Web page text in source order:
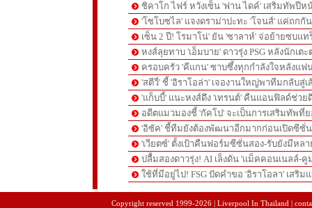
ชิคาโก ไฟร์ หวังเซ็น 'ฟาน ไดค์' เสริมทัพปีห
'โซโบซไล' แจงดราม่าปะทะ 'โจนส์' แค่ถกกั
เซ็น 2 ปี! โรมาโน่' ยัน 'ซาลาห์' จ่อย้ายซบแ
หงส์ลุยทาบ 'เอ็มบาย' ดาวรุ่ง PSG หลังนักเต
ครอบครัว 'คีแกน' ซาบซึ้งทุกกำลังใจหลังแฟ
'สตีวี่' ชี้ 'อิราโอล่า' เจองานใหญ่พาทีมกลับสู่
'แก็บบี้' แนะหงส์ดึง 'เทรนต์' คืนแอนฟิลด์ช่วย
อดีตแมวมองชี้ 'กัคโป' จะเป็นการเสริมทัพที่
'อิซัค' ชี้ทีมยังต้องพัฒนาอีกมากก่อนเปิดซีซั่
'เวียตซ์' ตั้งเป้าคืนฟอร์มซีซั่นสอง-รับยังมีหล
ปลื้มสองดาวรุ่ง! AI เล็งดัน 'แม็คคอนเนลล์-
ใช้ที่มีอยู่ไป! FSG ปัดคำขอ 'อิราโอลา' เสริม
Copyright reserved 1999-2026 | Liverpool In Thailand |